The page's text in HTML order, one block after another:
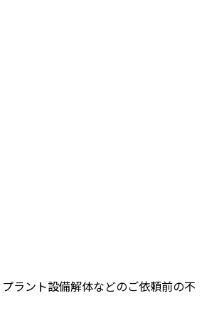
ラント設備解体などのご依頼前の不